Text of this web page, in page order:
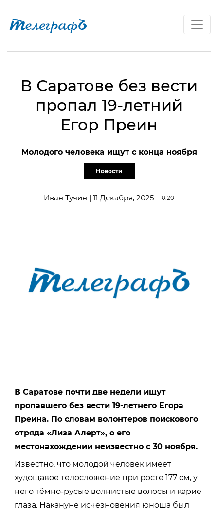
В Саратове без вести
пропал 19-летний
Егор Преин
Молодого человека ищут с конца ноября
Новости
Иван Тучин | 11 Декабря, 2025 10:20
В Саратове почти две недели ищут
пропавшего без вести 19-летнего Егора
Преина. По словам волонтеров поискового
отряда «Лиза Алерт», о его
местонахождении неизвестно с 30 ноября.
Известно, что молодой человек имеет
худощавое телосложение при росте 177 см, у
него тёмно-русые волнистые волосы и карие
глаза. Накануне исчезновения юноша был